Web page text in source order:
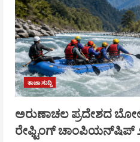
ತಾಜಾ ಸುದ್ದಿ
ಅರುಣಾಚಲ ಪ್ರದೇಶದ
ರೇಫ್ಟಿಂಗ್ ಚಾಂಪಿಯನ್‌ಷಿಪ್